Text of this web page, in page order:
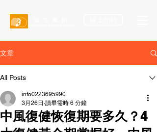
文章
All Posts
中風復健恢復期要多久？4
info0223695990
3月26日 讀畢需時 6 分鐘